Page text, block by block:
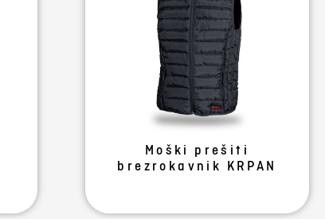
Moški prešiti
brezrokavnik KRPAN